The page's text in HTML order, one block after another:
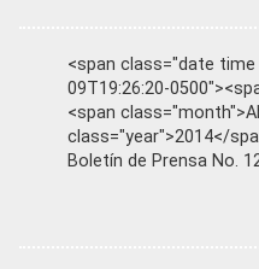
<span class="date
09T19:26:20-
<span
class="year">2014</
Boletín de Prensa No.